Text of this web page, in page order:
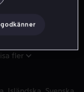
han träff
fler
godkänner